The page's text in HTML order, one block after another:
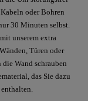
oder Bohren
30 Minuten selbst.
unserem extra
Türen oder
Wand schrauben
das Sie dazu